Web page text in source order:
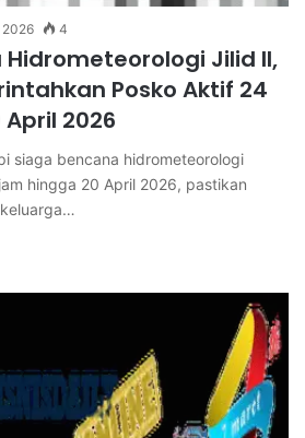
2026 4
Jilid II,
Posko Aktif 24
2026
siaga bencana hidrometeorologi
hingga 20 April 2026, pastikan